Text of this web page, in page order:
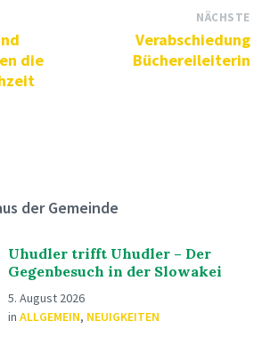
die
NÄCHSTE
Verabschiedung
Büchereileiterin
der Gemeinde
Uhudler trifft Uhudler – Der
Gegenbesuch in der Slowakei
5. August 2026
in ALLGEMEIN, NEUIGKEITEN